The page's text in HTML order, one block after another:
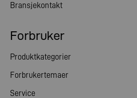
Forbruker
Produktkategorier
Forbrukertemaer
Service
Bransjekontakt